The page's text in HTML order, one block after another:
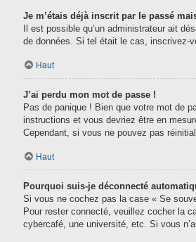
Je m’étais déjà inscrit par le passé
Il est possible qu’un administrateur ait
de données. Si tel était le cas, inscrivez-
Haut
J’ai perdu mon mot de passe !
Pas de panique ! Bien que votre mot de
instructions et vous devriez être en
Cependant, si vous ne pouvez pas
Haut
Pourquoi suis-je déconnecté
Si vous ne cochez pas la case « Se
Pour rester connecté, veuillez cocher la
cybercafé, une université, etc. Si vous